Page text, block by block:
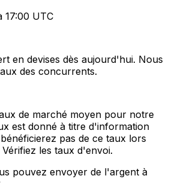
17:00 UTC
en devises dès aujourd'hui. Nous
des concurrents.
de marché moyen pour notre
est donné à titre d'information
pas de ce taux lors
Vérifiez les taux d'envoi.
pouvez envoyer de l'argent à